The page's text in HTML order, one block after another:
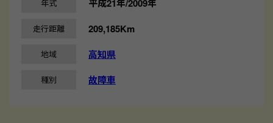
年式 平成21年/2009年
走行距離 209,185Km
地域 高知県
種別 故障車